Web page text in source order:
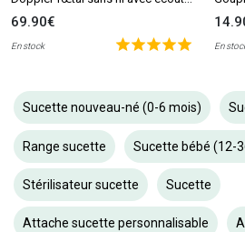
69.90€
En stock En
Sucette nouveau-né (0-6 mois)
Range sucette Sucette bébé (12-
Stérilisateur sucette Sucette
Attache sucette personnalisable